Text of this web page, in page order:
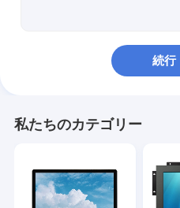
ホーム
企業情報
続行
私たちのカテゴリー